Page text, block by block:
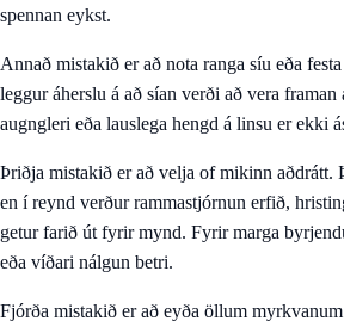
spennan eykst.
Annað mistakið er að nota ranga síu eða
leggur áherslu á að sían verði að vera
augngleri eða lauslega hengd á linsu er ekki
Þriðja mistakið er að velja of mikinn aðdrátt.
en í reynd verður rammastjórnun erfið,
getur farið út fyrir mynd. Fyrir marga
eða víðari nálgun betri.
Fjórða mistakið er að eyða öllum